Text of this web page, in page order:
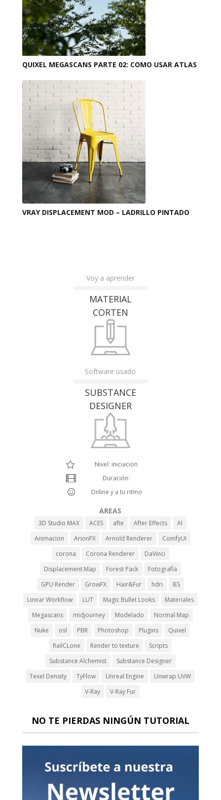
QUIXEL MEGASCANS PARTE 02: COMO USAR ATLAS
VRAY DISPLACEMENT MOD – LADRILLO PINTADO
Voy a aprender
MATERIAL
CORTEN
Software usado
SUBSTANCE
DESIGNER
Nivel: iniciacion
Duración:
Online y a tu ritmo
AREAS
3D Studio MAX ACES afte After Effects
AI
Animacion
ArionFX Arnold Renderer
ComfyUI
corona
Corona Renderer
DaVinci
Displacement Map
Forest Pack
Fotografía
GPU Render
GrowFX Hair&Fur hdri
IES
Linear Workflow
LUT Magic Bullet Looks
Materiales
Megascans
midjourney Modelado
Normal Map
Nuke
osl PBR Photoshop Plugins
Quixel
RailCLone
Render to texture
Scripts
Substance Alchemist
Substance Designer
Texel Density
TyFlow Unreal Engine
Unwrap UVW
V-Ray
V-Ray Fur
NO TE PIERDAS NINGÚN TUTORIAL